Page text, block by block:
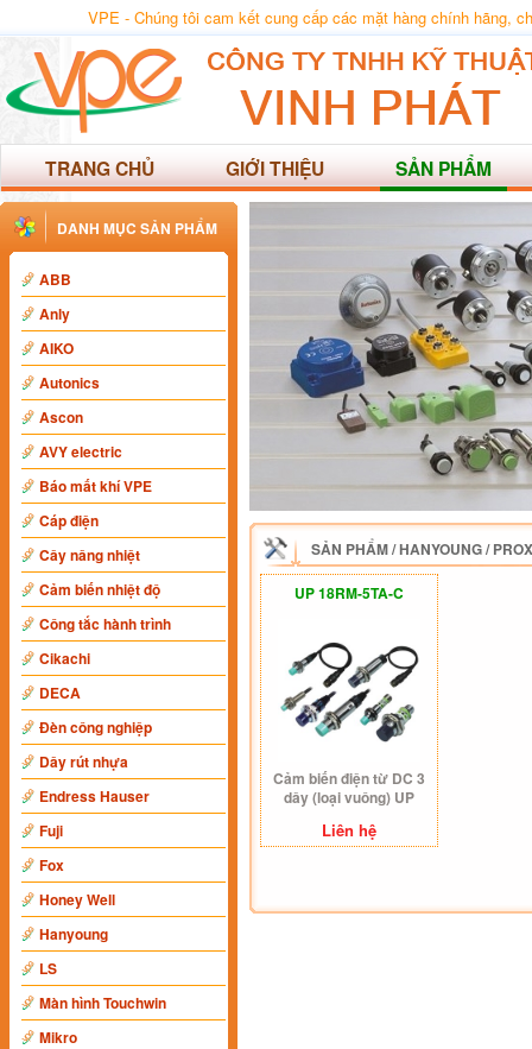
VPE - Chúng tôi cam kết cung cấp các mặt hàng chính hãng,
TRANG CHỦ GIỚI THIỆU SẢN PHẨM
DANH MỤC SẢN PHẨM
ABB
Anly
AIKO
Autonics
Ascon
AVY electric
Báo mất khí VPE
Cáp điện
Cây nâng nhiệt
Cảm biến nhiệt độ
Công tắc hành trình
Cikachi
DECA
Đèn công nghiệp
Dây rút nhựa
Endress Hauser
Fuji
Fox
Honey Well
Hanyoung
LS
Màn hình Touchwin
Mikro
SẢN PHẨM/HANYOUNG/
UP 18RM-5TA-C
Cảm biến điện từ DC 3
dây (loại vuông) UP
Liên hệ